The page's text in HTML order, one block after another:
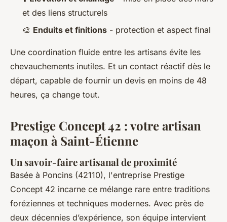
et des liens structurels
🎨 Enduits et finitions - protection et aspect final
Une coordination fluide entre les artisans évite les
chevauchements inutiles. Et un contact réactif dès le
départ, capable de fournir un devis en moins de 48
heures, ça change tout.
Prestige Concept 42 : votre artisan
maçon à Saint-Étienne
Un savoir-faire artisanal de proximité
Basée à Poncins (42110), l'entreprise Prestige
Concept 42 incarne ce mélange rare entre traditions
foréziennes et techniques modernes. Avec près de
deux décennies d’expérience, son équipe intervient